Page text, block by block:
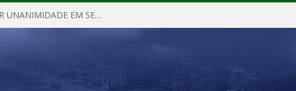
PROJETO DE LEI 002/2026 APROVADO POR UNANIMIDADE EM SESSÃO ORDINÁRIA NESTA QUINTA – FEIRA 28 DE MAIO DE 2026